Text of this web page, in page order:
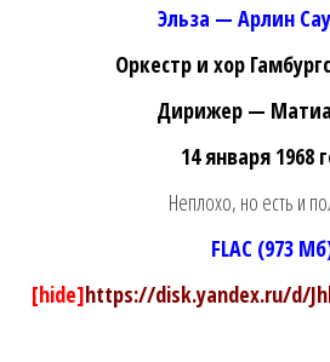
Эльза — Арлин
Оркестр и хор
Дирижер —
14 января 1968
Неплохо, но есть и
FLAC (973
[hide]https://disk.yandex.ru/d/